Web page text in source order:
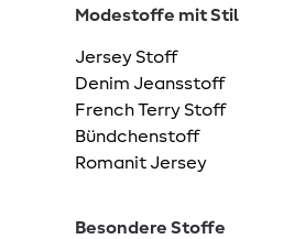
Modestoffe mit Stil
Jersey Stoff
Denim Jeansstoff
French Terry Stoff
Bündchenstoff
Romanit Jersey
Besondere Stoffe